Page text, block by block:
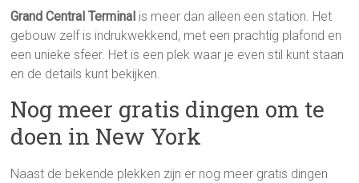
Grand Central Terminal is meer dan alleen een station. Het
gebouw zelf is indrukwekkend, met een prachtig plafond en
een unieke sfeer. Het is een plek waar je even stil kunt staan
en de details kunt bekijken.
Nog meer gratis dingen om te
doen in New York
Naast de bekende plekken zijn er nog meer gratis dingen